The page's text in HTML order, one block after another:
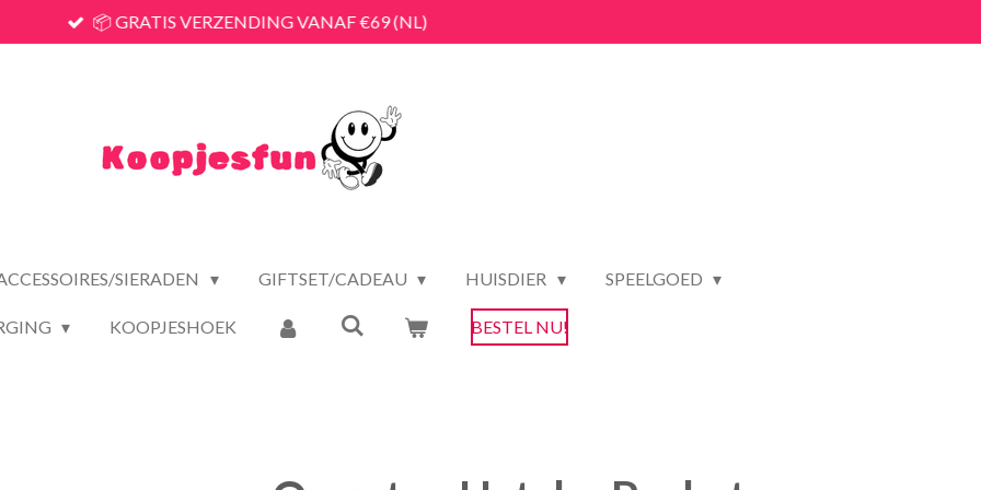
📦 GRATIS VERZENDING VANAF €69 (NL)
SIERADEN GIFTSET/CADEAU HUISDIER SPEELGOED
KOOPJESHOEK BESTEL NU!